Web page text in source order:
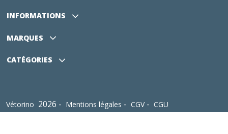
INFORMATIONS
MARQUES
CATÉGORIES
Vétorino 2026 - Mentions légales - CGV- CGU